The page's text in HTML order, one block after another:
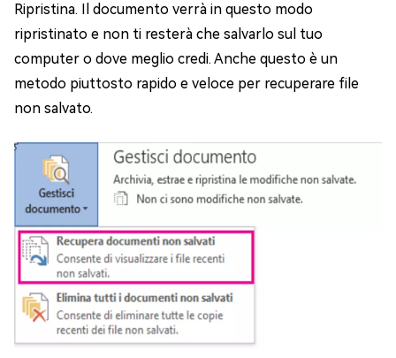
Ripristina. Il documento verrà in questo modo
ripristinato e non ti resterà che salvarlo sul tuo
computer o dove meglio credi. Anche questo è un
metodo piuttosto rapido e veloce per recuperare file
non salvato.